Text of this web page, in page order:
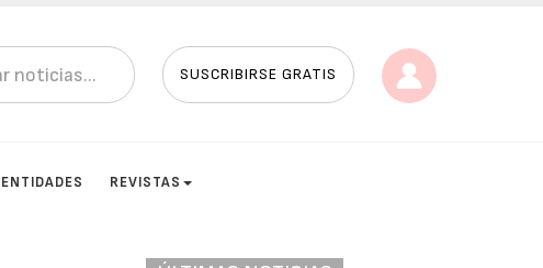
SUSCRIBIRSE GRATIS
ENTIDADES REVISTAS